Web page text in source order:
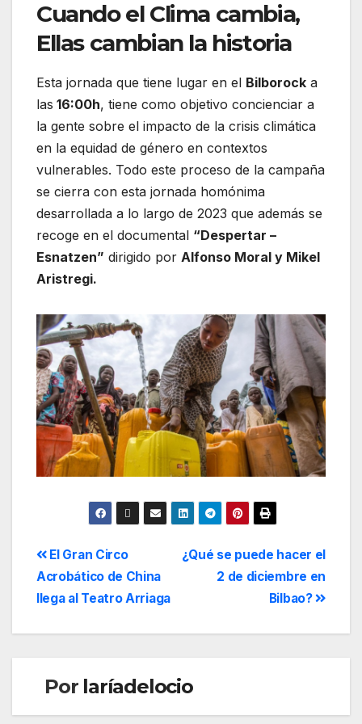
Cuando el Clima cambia,
Ellas cambian la historia
Esta jornada que tiene lugar en el Bilborock a
las 16:00h, tiene como objetivo concienciar a
la gente sobre el impacto de la crisis climática
en la equidad de género en contextos
vulnerables. Todo este proceso de la campaña
se cierra con esta jornada homónima
desarrollada a lo largo de 2023 que además se
recoge en el documental “Despertar –
Esnatzen” dirigido por Alfonso Moral y Mikel
Aristregi.
¿Qué se puede hacer el
2 de diciembre en
Bilbao?
El Gran Circo
Acrobático de China
llega al Teatro Arriaga
Por laríadelocio